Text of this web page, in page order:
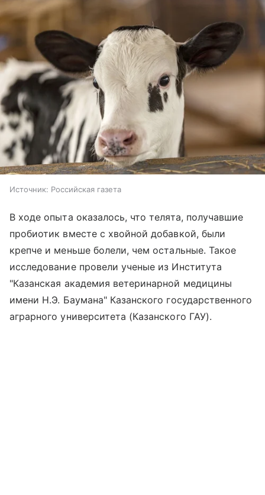
Источник: Российская газета
В ходе опыта оказалось, что телята, получавшие
пробиотик вместе с хвойной добавкой, были
крепче и меньше болели, чем остальные. Такое
исследование провели ученые из Института
"Казанская академия ветеринарной медицины
имени Н.Э. Баумана" Казанского государственного
аграрного университета (Казанского ГАУ).